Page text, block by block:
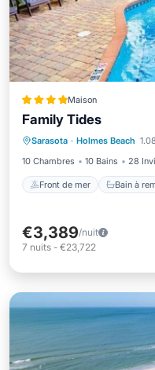
Maison
Family Tides
Sarasota · Holmes Beach
10 Chambres
10 Bains 28
Front de mer Bain à
Front de mer
Piscine
€3,389/nuit
7 nuits - €23,722